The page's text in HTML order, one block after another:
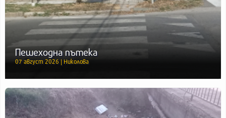
Пешеходна пътека
07 август 2026 | Николова